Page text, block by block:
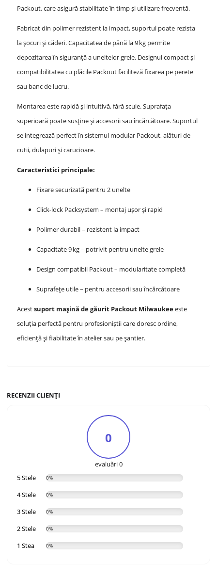
Packout, care asigură stabilitate în timp și utilizare frecventă.
Fabricat din polimer rezistent la impact, suportul poate rezista
la șocuri și căderi. Capacitatea de până la 9 kg permite
depozitarea în siguranță a uneltelor grele. Designul compact și
compatibilitatea cu plăcile Packout faciliteză fixarea pe perete
sau banc de lucru.
Montarea este rapidă și intuitivă, fără scule. Suprafața
superioară poate susține și accesorii sau încărcătoare. Suportul
se integrează perfect în sistemul modular Packout, alături de
cutii, dulapuri și carucioare.
Caracteristici principale:
Fixare securizată pentru 2 unelte
Click‑lock Packsystem – montaj ușor și rapid
Polimer durabil – rezistent la impact
Capacitate 9 kg – potrivit pentru unelte grele
Design compatibil Packout – modularitate completă
Suprafețe utile – pentru accesorii sau încărcătoare
Acestsuport mașină de găurit Packout Milwaukeeeste
soluția perfectă pentru profesioniștii care doresc ordine,
eficiență și fiabilitate în atelier sau pe șantier.
RECENZII CLIENȚI
0
evaluări 0
5 Stele
0%
4 Stele 0%
3 Stele 0%
2 Stele 0%
1 Stea 0%